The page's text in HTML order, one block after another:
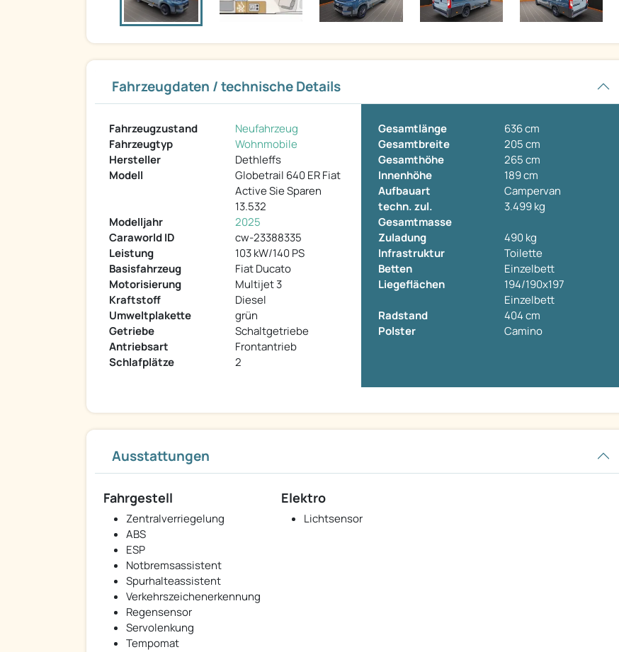
Fahrzeugdaten / technische Details
Fahrzeugzustand
Neufahrzeug
Fahrzeugtyp
Wohnmobile
Hersteller
Dethleffs
Modell
Globetrail 640 ER Fiat
Active Sie Sparen
13.532
Modelljahr
2025
Caraworld ID
cw-23388335
Leistung
103 kW/140 PS
Basisfahrzeug
Fiat Ducato
Motorisierung
Multijet 3
Kraftstoff
Diesel
Umweltplakette
grün
Getriebe
Schaltgetriebe
Antriebsart
Frontantrieb
Schlafplätze
2
Gesamtlänge
636 cm
Gesamtbreite
205 cm
Gesamthöhe
265 cm
Innenhöhe
189 cm
Aufbauart
Campervan
techn. zul.
Gesamtmasse
3.499 kg
Zuladung
490 kg
Infrastruktur
Toilette
Betten
Einzelbett
Liegeflächen
194/190x197
Einzelbett
Radstand
404 cm
Polster
Camino
Ausstattungen
Fahrgestell
Zentralverriegelung
ABS
ESP
Notbremsassistent
Spurhalteassistent
Verkehrszeichenerkennung
Regensensor
Servolenkung
Tempomat
Elektro
Lichtsensor